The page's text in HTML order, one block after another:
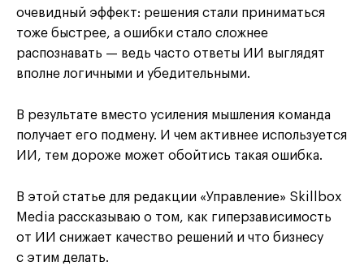
очевидный эффект: решения стали приниматься
тоже быстрее, а ошибки стало сложнее
распознавать — ведь часто ответы ИИ выглядят
вполне логичными и убедительными.
В результате вместо усиления мышления команда
получает его подмену. И чем активнее используется
ИИ, тем дороже может обойтись такая ошибка.
В этой статье для редакции «Управление» Skillbox
Media рассказываю о том, как гиперзависимость
от ИИ снижает качество решений и что бизнесу
с этим делать.